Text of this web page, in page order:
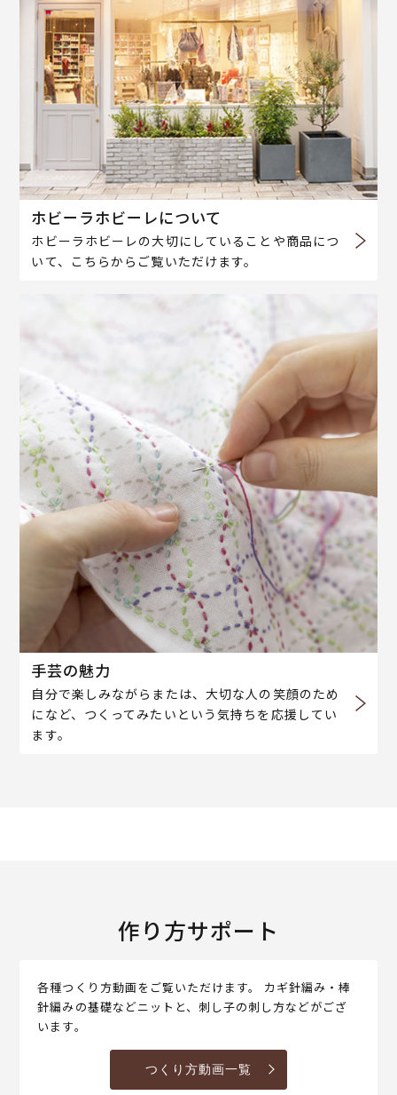
ホビーラホビーレについて
ホビーラホビーレの大切にしていることや商品につ
いて、こちらからご覧いただけます。
手芸の魅力
自分で楽しみながらまたは、大切な人の笑顔のため
になど、つくってみたいという気持ちを応援してい
ます。
作り方サポート
各種つくり方動画をご覧いただけます。 カギ針編み・棒
針編みの基礎などニットと、刺し子の刺し方などがござ
います。
つくり方動画一覧